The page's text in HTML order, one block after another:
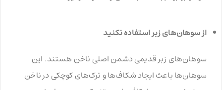
از سوهان‌های زبر استفاده نکنید
سوهان‌های زبر قدیمی دشمن اصلی ناخن هستند. این
سوهان‌ها باعث ایجاد شکاف‌ها و ترک‌های کوچکی در ناخن